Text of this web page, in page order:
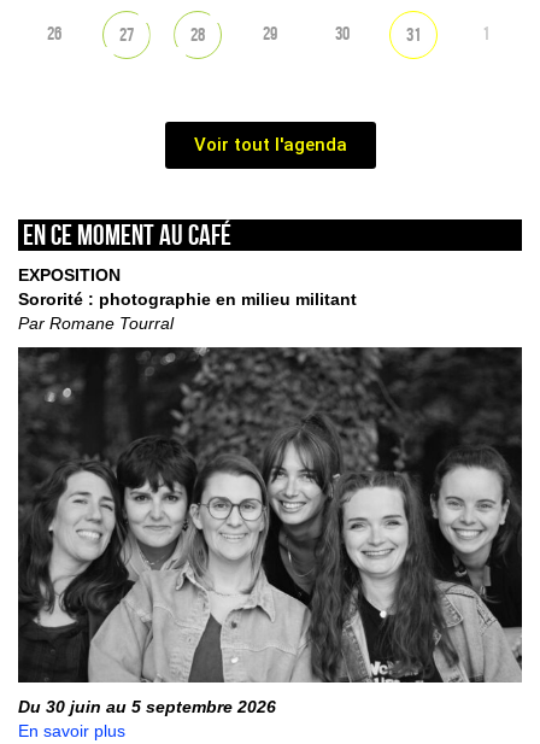
26 27 28 29 30 31 1
Voir tout l'agenda
En ce moment au café
EXPOSITION
Sororité : photographie en milieu militant
Par Romane Tourral
Du 30 juin au 5 septembre 2026
En savoir plus